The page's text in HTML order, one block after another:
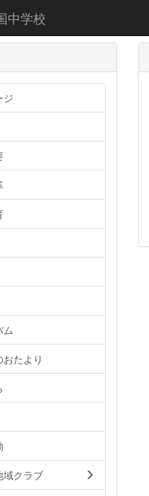
中学校
ジ
ム
たより
域クラブ